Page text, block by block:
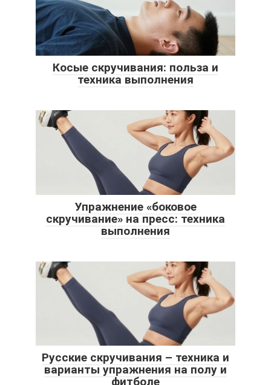
Косые скручивания: польза и
техника выполнения
Упражнение «боковое
скручивание» на пресс: техника
выполнения
Русские скручивания – техника и
варианты упражнения на полу и
фитболе